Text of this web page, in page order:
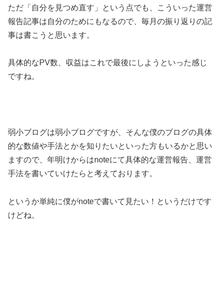
ただ「自分を見つめ直す」という点でも、こういった運営
報告記事は自分のためにもなるので、毎月の振り返りの記
事は書こうと思います。
具体的なPV数、収益はこれで最後にしようといった感じ
ですね。
弱小ブログは弱小ブログですが、そんな僕のブログの具体
的な数値や手法とかを知りたいといった方もいるかと思い
ますので、年明けからはnoteにて具体的な運営報告、運営
手法を書いていけたらと考えております。
というか単純に僕がnoteで書いて見たい！というだけです
けどね。